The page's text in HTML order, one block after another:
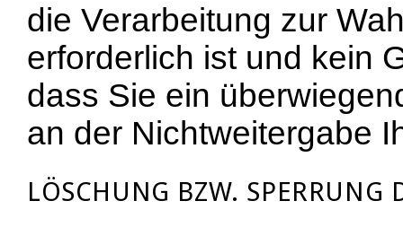
die Verarbeitung zur
erforderlich ist und kein
dass Sie ein
an der Nichtweitergabe
LÖSCHUNG BZW. SPERRUNG